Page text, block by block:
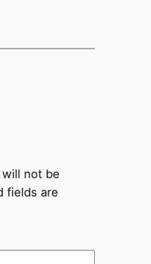
will not be
fields are